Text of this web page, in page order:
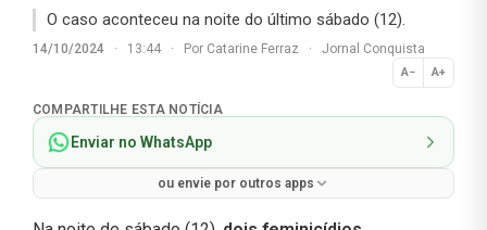
O caso aconteceu na noite do último sábado (12).
14/10/2024 · 13:44 · Por Catarine Ferraz · Jornal Conquista
A− A+
Normal
COMPARTILHE ESTA NOTÍCIA
Enviar no WhatsApp
ou envie por outros apps